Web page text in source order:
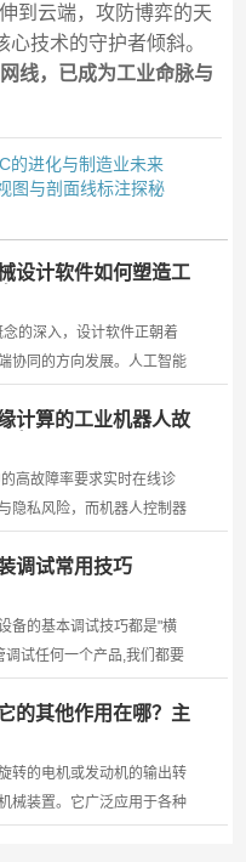
到云端，攻防博弈的天
心技术的守护者倾斜。
线，已成为工业命脉与
的进化与制造业未来
图与剖面线标注探秘
设计软件如何塑造工
的深入，设计软件正朝着
协同的方向发展。人工智能
交互方式——智能推荐、自
计算的工业机器人故
高故障率要求实时在线诊
隐私风险，而机器人控制器
种基于知识蒸馏的轻量化故
残差网络教师模型的知识压
调试常用技巧
备的基本调试技巧都是"横
调试任何一个产品,我们都要
要求。下面我为大家介绍
解产品特性(包括外观...
的其他作用在哪？主
转的电机或发动机的输出转
械装置。它广泛应用于各种
电力、冶金、化工、纺织、